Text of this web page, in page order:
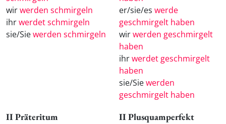
wirwerden schmirgeln
ihrwerdet schmirgeln
sie/Siewerden schmirgeln
er/sie/es werde
geschmirgelt haben
wirwerden geschmirgelt
haben
ihrwerdet geschmirgelt
haben
sie/Siewerden
geschmirgelt haben
II Präteritum II Plusquamperfekt